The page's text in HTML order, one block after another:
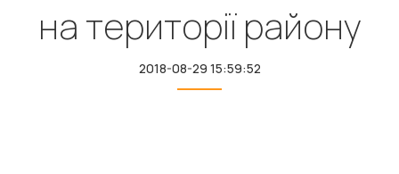
на території району
2018-08-29 15:59:52